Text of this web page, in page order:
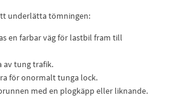
underlätta tömningen:
en farbar väg för lastbil fram till
av tung trafik.
för onormalt tunga lock.
med en plogkäpp eller liknande.